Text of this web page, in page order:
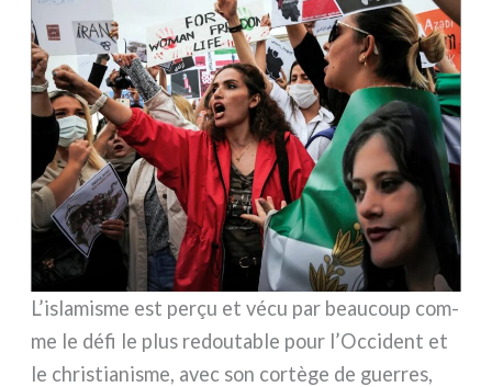
L’islamisme est perçu et vécu par beau­coup com­
me le défi le plus redou­ta­ble pour l’Occident et
le chri­stia­ni­sme, avec son cor­tè­ge de guer­res,